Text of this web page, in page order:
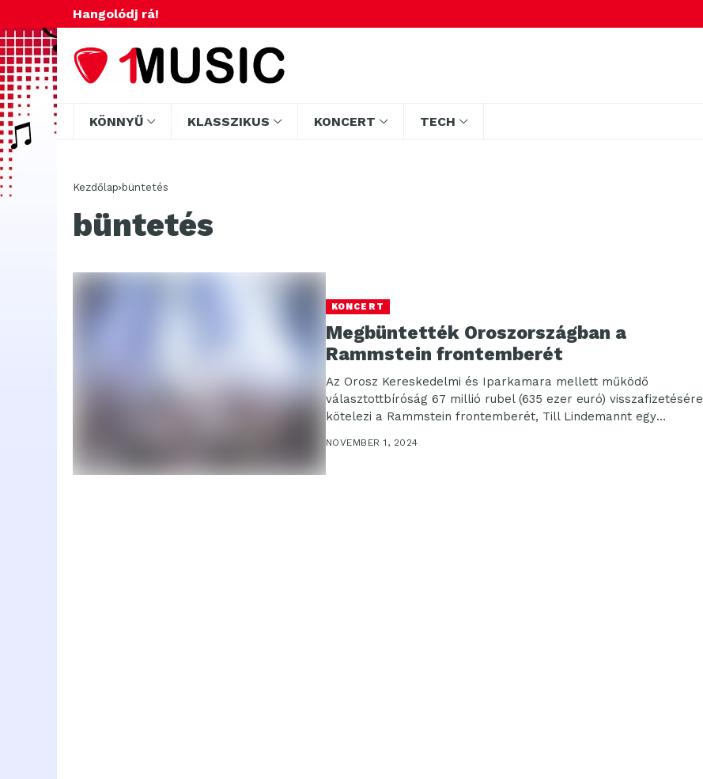
Hangolódj rá!
KÖNNYŰ KLASSZIKUS KONCERT TECH
Kezdőlap büntetés
büntetés
KONCERT
Megbüntették Oroszországban a
Rammstein frontemberét
Az Orosz Kereskedelmi és Iparkamara mellett működő
választottbíróság 67 millió rubel (635 ezer euró) visszafizetésére
kötelezi a Rammstein frontemberét, Till Lindemannt egy
NOVEMBER 1, 2024